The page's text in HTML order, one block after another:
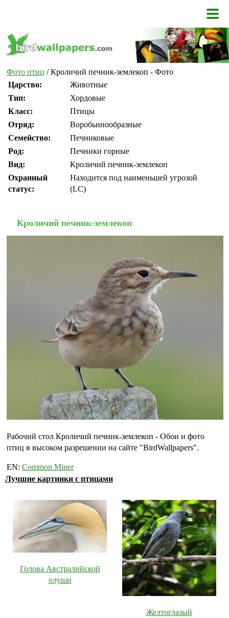
Фото птиц / Кроличий печник-землекоп - Фото
Царство:
Животные
Тип:
Хордовые
Класс:
Птицы
Отряд:
Воробьинообразные
Семейство:
Печниковые
Род:
Печники горные
Вид:
Кроличий печник-землекоп
Охранный
статус:
Находится под наименьшей угрозой
(LC)
Кроличий печник-землекоп
Рабочий стол Кроличий печник-землекоп - Обои и фото
птиц в высоком разрешении на сайте "BirdWallpapers".
EN: Common Miner
Лучшие картинки с птицами
Голова Австралийской
олуши
Желтоглазый